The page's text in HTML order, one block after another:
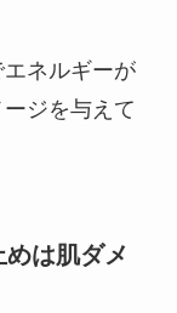
ネルギーが
ジを与えて
は肌ダメ